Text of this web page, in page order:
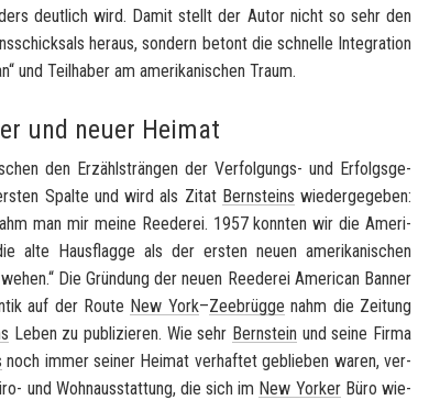
deut­lich wird. Damit stellt der Autor nicht so sehr den
her­aus, son­dern be­tont die schnel­le In­te­gra­ti­on
“ und Teil­ha­ber am ame­ri­ka­ni­schen Traum.
und neuer Heimat
den Er­zähl­strän­gen der Verfolgungs-​ und Er­folgs­ge­
Spal­te und wird als Zitat Bern­steins wie­der­ge­ge­ben:
man mir meine Ree­de­rei. 1957 konn­ten wir dieAme­ri­
alte Haus­flag­ge als der ers­ten neuen ame­ri­ka­ni­schen
Die Grün­dung der neuen Ree­de­rei Ame­ri­can Ban­ner
auf der Route New York–Zeebrüg­ge nahm die Zei­tung
Leben zu pu­bli­zie­ren. Wie sehr Bern­stein und seine Firma
noch immer sei­ner Hei­mat ver­haf­tet ge­blie­ben waren, ver­
und Wohn­aus­stat­tung, die sich im New Yor­kerBüro wie­